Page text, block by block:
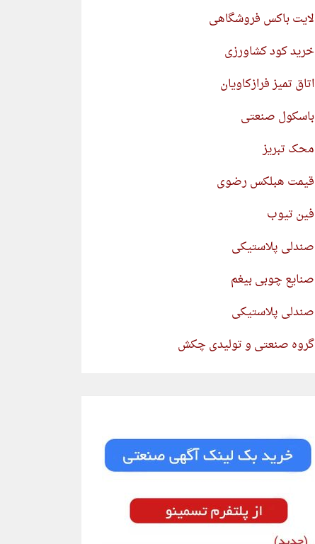
لایت باکس فروشگاهی
خرید کود کشاورزی
اتاق تمیز فرازکاویان
باسکول صنعتی
محک تبریز
قیمت هبلکس رضوی
فین تیوب
صندلی پلاستیکی
صنایع چوبی بیغم
صندلی پلاستیکی
گروه صنعتی و تولیدی چکش